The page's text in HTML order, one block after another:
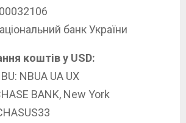
банк України
коштів у USD:
NBUA UA UX
BANK, New York